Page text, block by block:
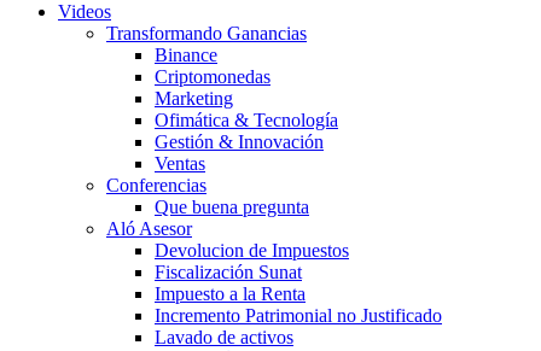
Videos
Transformando Ganancias
Binance
Criptomonedas
Marketing
Ofimática & Tecnología
Gestión & Innovación
Ventas
Conferencias
Que buena pregunta
Aló Asesor
Devolucion de Impuestos
Fiscalización Sunat
Impuesto a la Renta
Incremento Patrimonial no Justificado
Lavado de activos